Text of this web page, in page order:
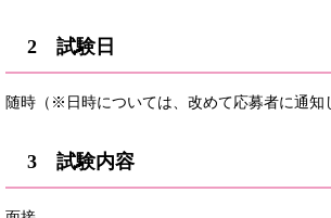
2 試験日
随時（※日時については、改めて応募者に通知
3 試験内容